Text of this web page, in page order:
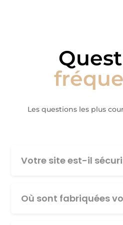
Les questions les plus
Votre site est-il
Où sont fabriquées